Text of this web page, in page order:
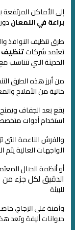
إلى الأماكن المرتفعة
براعة في اللمعان
طرق تنظيف النوافذ
تعتمد شركاتتنظيف
الحديثة التي تتناسب
من أبرز هذه الطرق
خالية من الأملاح
بقع بعد الجفاف
استخدام أدوات
والفرش الناعمة
الواجهات العالية يتم
أو أنظمة الحبال
الدقيق لكل جزء
للبيئة
وآمنة على الزجاج،
حيوانات أليفةوتعد